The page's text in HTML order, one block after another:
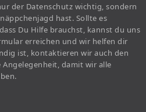
der Datenschutz wichtig, sondern
hast. Sollte es
Du Hilfe brauchst, kannst du uns
erreichen und wir helfen dir
ist, kontaktieren wir auch den
damit wir alle